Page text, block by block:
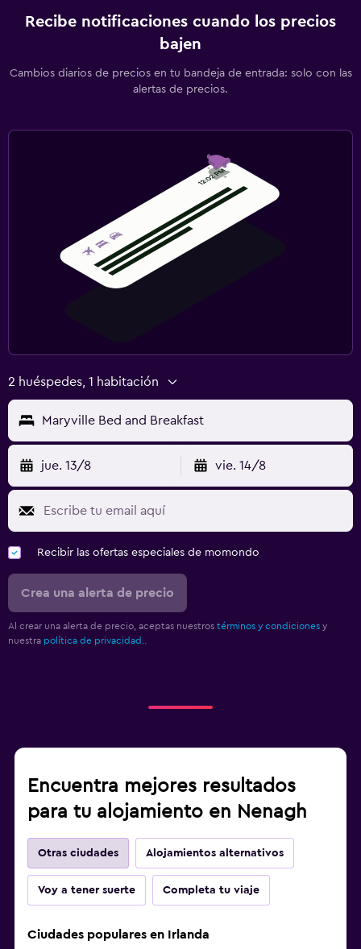
Recibe notificaciones cuando los precios
bajen
Cambios diarios de precios en tu bandeja de entrada: solo con las
alertas de precios.
2 huéspedes, 1 habitación
Maryville Bed and Breakfast
jue. 13/8 vie. 14/8
Recibir las ofertas especiales de momondo
Crea una alerta de precio
Al crear una alerta de precio, aceptas nuestros términos y condiciones y
nuestra política de privacidad.
Encuentra mejores resultados
para tu alojamiento en Nenagh
Otras ciudades Alojamientos alternativos
Voy a tener suerte Completa tu viaje
Ciudades populares en Irlanda